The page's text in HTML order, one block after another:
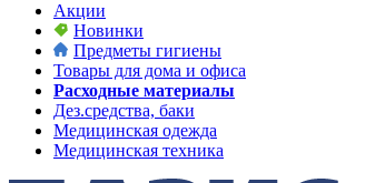
Акции
Новинки
Предметы гигиены
Товары для дома и офиса
Расходные материалы
Дез.средства, баки
Медицинская одежда
Медицинская техника